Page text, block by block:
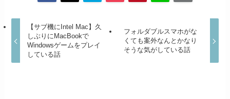
【サブ機にIntel Mac】久
しぶりにMacBookで
Windowsゲームをプレイ
している話
フォルダブルスマホがな
くても案外なんとかなり
そうな気がしている話